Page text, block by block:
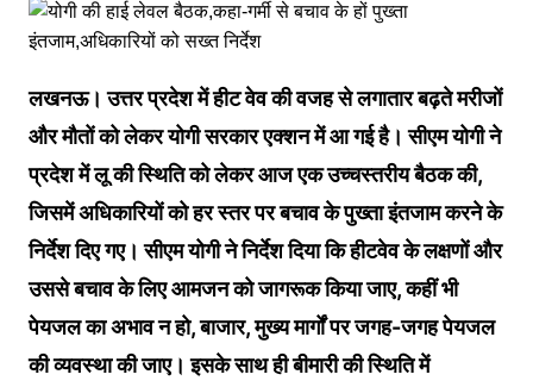
लखनऊ। उत्तर प्रदेश में हीट वेव की वजह से लगातार बढ़ते मरीजों
और मौतों को लेकर योगी सरकार एक्शन में आ गई है। सीएम योगी ने
प्रदेश में लू की स्थिति को लेकर आज एक उच्चस्तरीय बैठक की,
जिसमें अधिकारियों को हर स्तर पर बचाव के पुख्ता इंतजाम करने के
निर्देश दिए गए। सीएम योगी ने निर्देश दिया कि हीटवेव के लक्षणों और
उससे बचाव के लिए आमजन को जागरूक किया जाए, कहीं भी
पेयजल का अभाव न हो, बाजार, मुख्य मार्गों पर जगह-जगह पेयजल
की व्यवस्था की जाए। इसके साथ ही बीमारी की स्थिति में